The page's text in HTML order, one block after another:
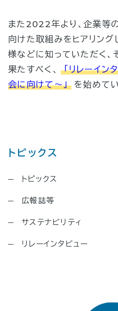
トピックス
トピックス
広報誌等
サステナビリティ
リレーインタビュー
また2022年より、企業等
向けた取組みをヒアリング
様などに知っていただく、
果たすべく、
「リレーイン
会に向けて～」 を始めてい